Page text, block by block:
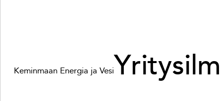
Keminmaan Energia ja Vesi